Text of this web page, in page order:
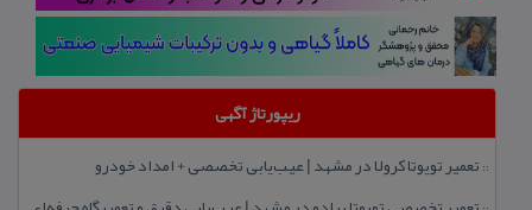
ریپورتاژ آگهی
:: تعمیر تویوتا كرولا در مشهد | عیب‌یابی تخصصی + امداد خودرو